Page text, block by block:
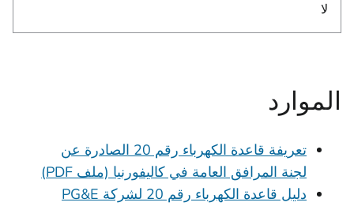
لا
الموارد
تعريفة قاعدة الكهرباء رقم 20 الصادرة عن
لجنة المرافق العامة في كاليفورنيا (ملف PDF)
دليل قاعدة الكهرباء رقم 20 لشركة PG&E